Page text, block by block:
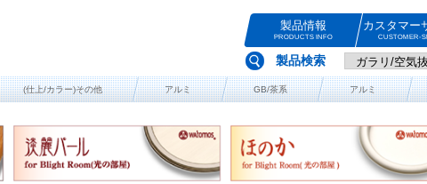
製品情報
PRODUCTS INFO
カスタマー
CUSTOMER-
製品検索
(仕上/カラー)その他 アルミ GB/茶系 アルミ